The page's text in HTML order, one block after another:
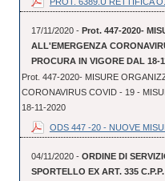
17/11/2020 - Prot. 447-2020-
ALL'EMERGENZA
PROCURA IN VIGORE DAL 18-
Prot. 447-2020- MISURE
CORONAVIRUS COVID - 19 -
18-11-2020
ODS 447 -20 - NUOVE
04/11/2020 - ORDINE DI
SPORTELLO EX ART. 335